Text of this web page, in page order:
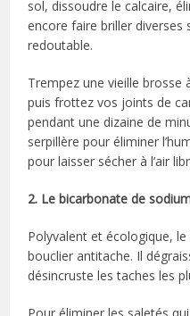
sol, dissoudre le calcaire,
encore faire briller diverses
redoutable.
Trempez une vieille brosse
puis frottez vos joints de
pendant une dizaine de
serpillère pour éliminer
pour laisser sécher à l’air
2. Le bicarbonate de
Polyvalent et écologique,
bouclier antitache. Il
désincruste les taches les